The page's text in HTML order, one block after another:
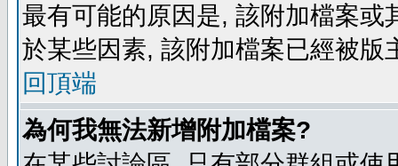
最有可能的原因是, 該附加檔案
於某些因素, 該附加檔案已經被版
回頂端
為何我無法新增附加檔案?